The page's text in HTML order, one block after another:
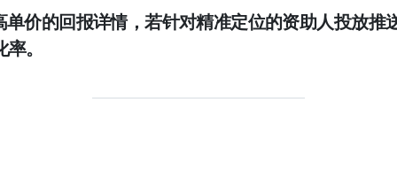
价的回报详情，若针对精准定位的资助人投放推
。